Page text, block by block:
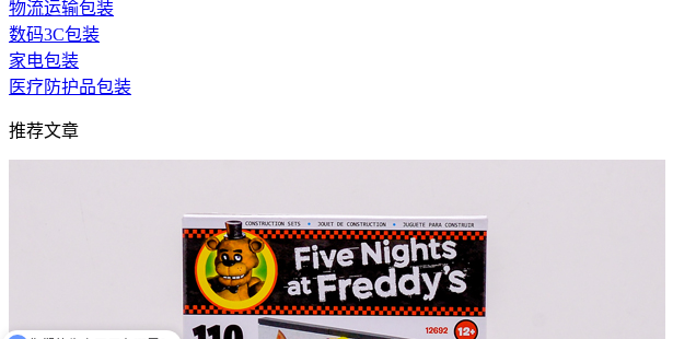
物流运输包装
数码3C包装
家电包装
医疗防护品包装
推荐文章